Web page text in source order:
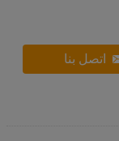
اتصل بنا